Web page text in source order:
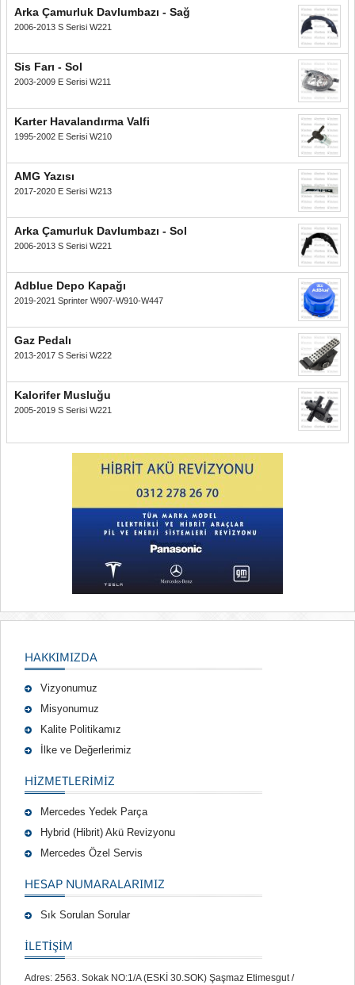
Arka Çamurluk Davlumbazı - Sağ
2006-2013 S Serisi W221
Sis Farı - Sol
2003-2009 E Serisi W211
Karter Havalandırma Valfi
1995-2002 E Serisi W210
AMG Yazısı
2017-2020 E Serisi W213
Arka Çamurluk Davlumbazı - Sol
2006-2013 S Serisi W221
Adblue Depo Kapağı
2019-2021 Sprinter W907-W910-W447
Gaz Pedalı
2013-2017 S Serisi W222
Kalorifer Musluğu
2005-2019 S Serisi W221
HAKKIMIZDA
Vizyonumuz
Misyonumuz
Kalite Politikamız
İlke ve Değerlerimiz
HIZMETLERIMIZ
Mercedes Yedek Parça
Hybrid (Hibrit) Akü Revizyonu
Mercedes Özel Servis
HESAP NUMARALARIMIZ
Sık Sorulan Sorular
İLETİŞİM
Adres: 2563. Sokak NO:1/A (ESKİ 30.SOK) Şaşmaz Etimesgut /